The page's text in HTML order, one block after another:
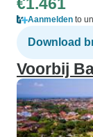
Aanmelden to
Download
Voorbij